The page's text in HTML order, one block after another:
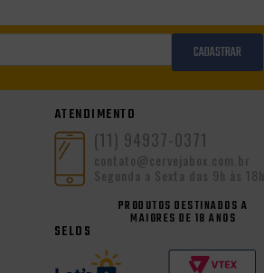
CADASTRAR
ATENDIMENTO
(11) 94937-0371
contato@cervejabox.com.br
Segunda a Sexta das 9h às 18h
PRODUTOS DESTINADOS A
MAIORES DE 18 ANOS
SELOS